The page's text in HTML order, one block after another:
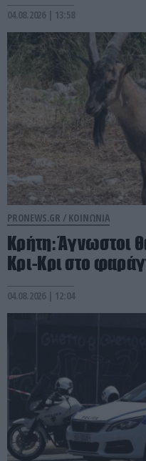
04.08.2026 | 13:58
PRONEWS.GR / ΚΟΙΝΩΝΙΑ
Κρήτη: Άγνωστοι
Κρι-Κρι στο
04.08.2026 | 12:04